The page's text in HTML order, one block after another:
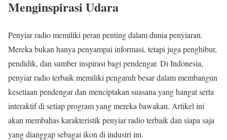
Menginspirasi Udara
Penyiar radio memiliki peran penting dalam dunia penyiaran.
Mereka bukan hanya penyampai informasi, tetapi juga penghibur,
pendidik, dan sumber inspirasi bagi pendengar. Di Indonesia,
penyiar radio terbaik memiliki pengaruh besar dalam membangun
kesetiaan pendengar dan menciptakan suasana yang hangat serta
interaktif di setiap program yang mereka bawakan. Artikel ini
akan membahas karakteristik penyiar radio terbaik dan siapa saja
yang dianggap sebagai ikon di industri ini.